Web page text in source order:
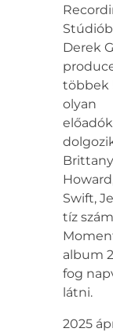
Derek
többek
olyan
Brittany
Swift,
tíz
album
fog
látni.
2025